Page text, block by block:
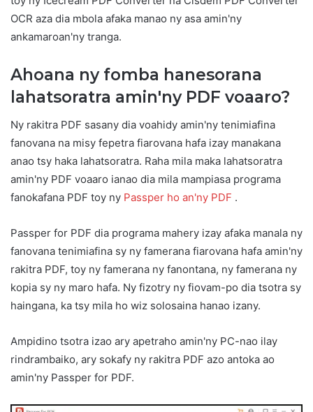
OCR aza dia mbola afaka manao ny asa amin'ny
ankamaroan'ny tranga.
Ahoana ny fomba hanesorana
lahatsoratra amin'ny PDF voaaro?
Ny rakitra PDF sasany dia voahidy amin'ny tenimiafina
fanovana na misy fepetra fiarovana hafa izay manakana
anao tsy haka lahatsoratra. Raha mila maka lahatsoratra
amin'ny PDF voaaro ianao dia mila mampiasa programa
fanokafana PDF toy ny Passper ho an'ny PDF .
Passper for PDF dia programa mahery izay afaka manala ny
fanovana tenimiafina sy ny famerana fiarovana hafa amin'ny
rakitra PDF, toy ny famerana ny fanontana, ny famerana ny
kopia sy ny maro hafa. Ny fizotry ny fiovam-po dia tsotra sy
haingana, ka tsy mila ho wiz solosaina hanao izany.
Ampidino tsotra izao ary apetraho amin'ny PC-nao ilay
rindrambaiko, ary sokafy ny rakitra PDF azo antoka ao
amin'ny Passper for PDF.